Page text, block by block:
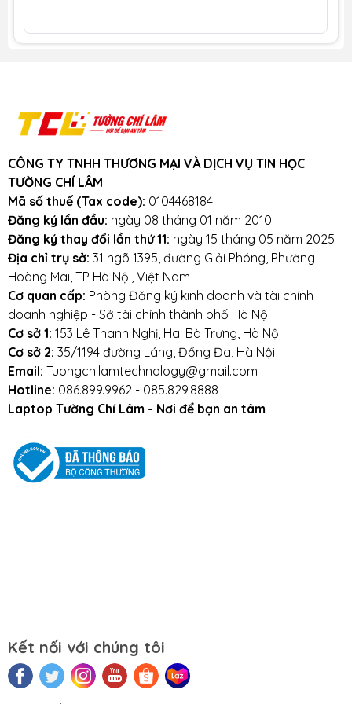
hàng đầu, chúng thôi cam kết không bán
laptop của khách hàng.Tường Chí Lâm –
Tránh bàn phím bị va đập mạnh, tránh laptop
bị rơi
Tránh bàn phím bị dính nước,hạn chế cất giữ
và sử dụng laptop trong điều kiện ẩm thấp.
Vệ sinh bàn phím thường xuyên.
Mọi yêu cầu đặt hàng, hỗ trợ tư vấn sản
phẩm xin liên hệ qua hotline:
0911390666 – 02438684912
Hoặc qua trực tiếp cửa hàng:
Địa chỉ: Số 153 Lê Thanh Nghị- Phường Đồng
Website:https://tuongchilam.com
CÔNG TY TNHH THƯƠNG MẠI VÀ DỊCH VỤ TIN HỌC
TƯỜNG CHÍ LÂM
Mã số thuế (Tax code): 0104468184
Đăng ký lần đầu: ngày 08 tháng 01 năm 2010
Đăng ký thay đổi lần thứ 11: ngày 15 tháng 05 năm 2025
Địa chỉ trụ sở: 31 ngõ 1395, đường Giải Phóng, Phường
Hoàng Mai, TP Hà Nội, Việt Nam
Cơ quan cấp: Phòng Đăng ký kinh doanh và tài chính
doanh nghiệp - Sở tài chính thành phố Hà Nội
Cơ sở 1: 153 Lê Thanh Nghị, Hai Bà Trưng, Hà Nội
Cơ sở 2: 35/1194 đường Láng, Đống Đa, Hà Nội
Email: Tuongchilamtechnology@gmail.com
Hotline: 086.899.9962 - 085.829.8888
Laptop Tường Chí Lâm - Nơi để bạn an tâm
Kết nối với chúng tôi